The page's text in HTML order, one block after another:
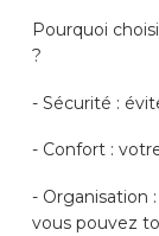
Pourquoi
?
- Sécurité :
- Confort :
- Organisation
vous pouvez